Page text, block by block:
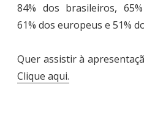
84% dos brasileiros,
61% dos europeus e 51%
Quer assistir à
Clique aqui.